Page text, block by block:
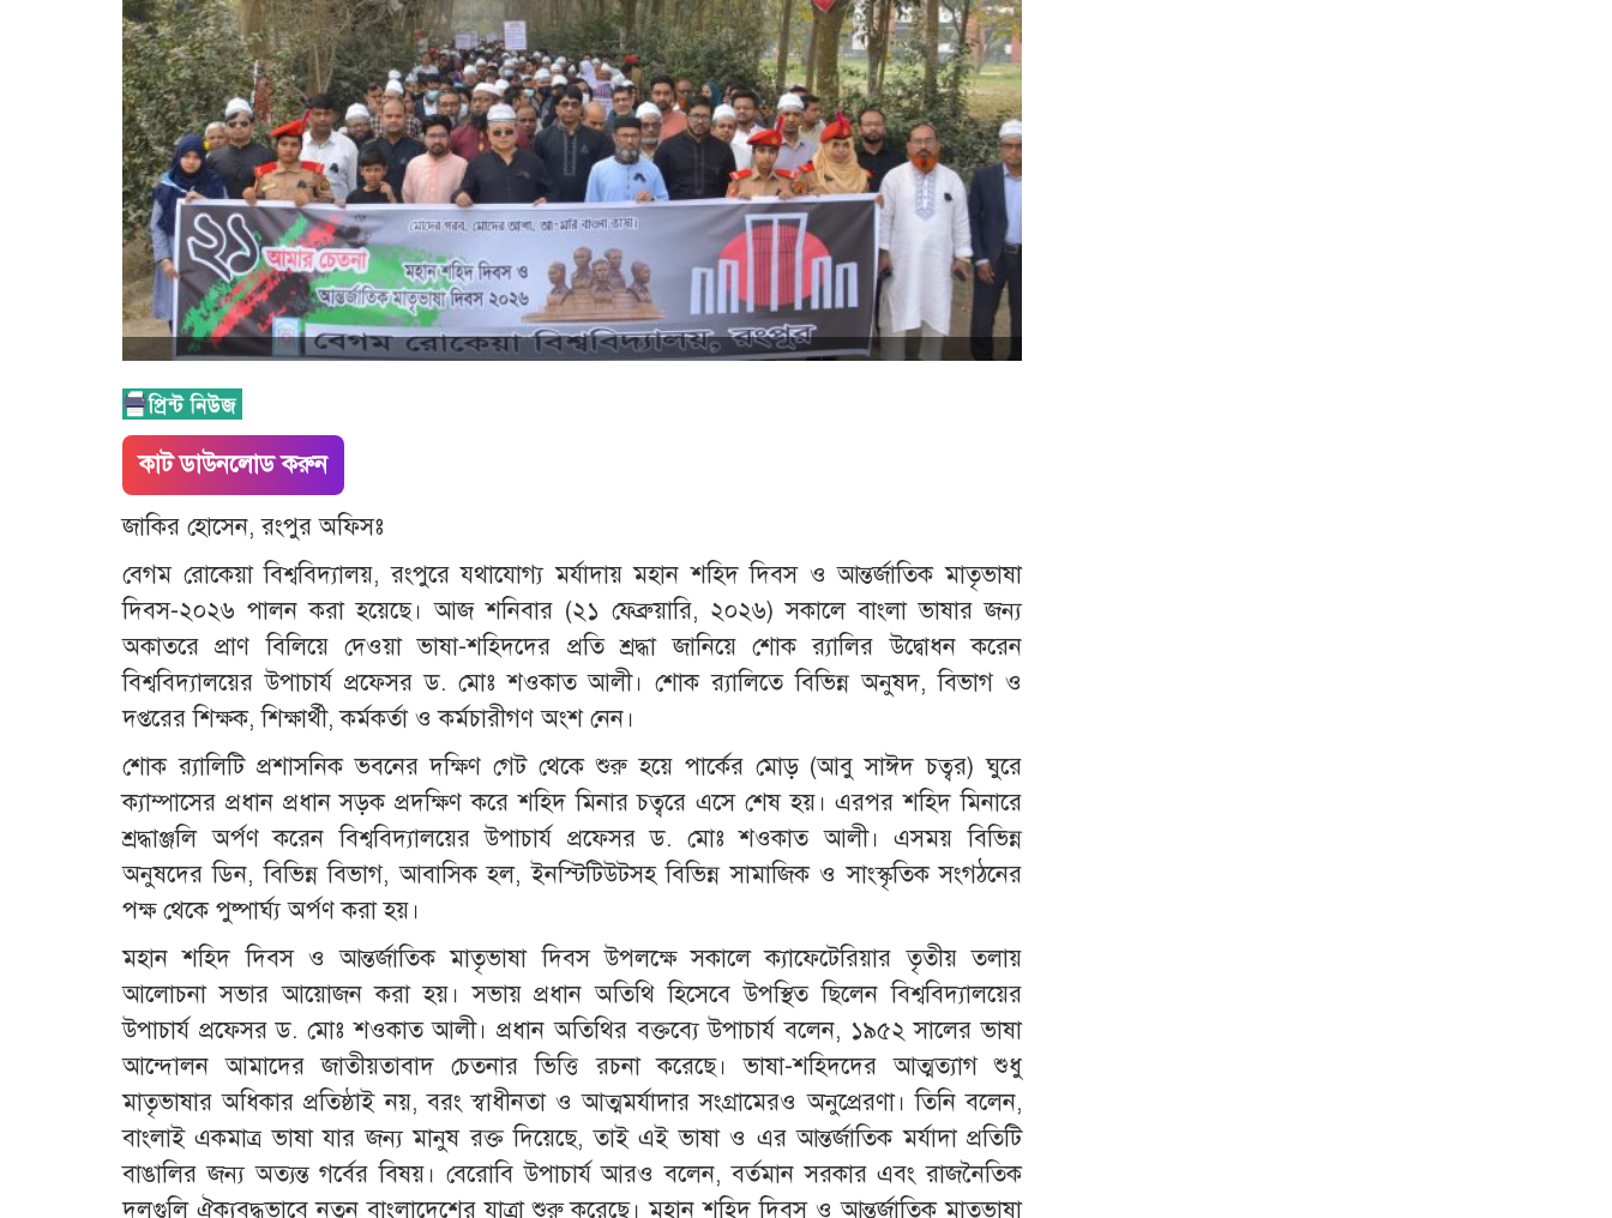
কাট ডাউনলোড করুন
জাকির হোসেন, রংপুর অফিসঃ
বেগম রোকেয়া বিশ্ববিদ্যালয়, রংপুরে যথাযোগ্য মর্যাদায় মহান শহিদ দিবস ও আন্তর্জাতিক মাতৃভাষা
দিবস-২০২৬ পালন করা হয়েছে। আজ শনিবার (২১ ফেব্রুয়ারি, ২০২৬) সকালে বাংলা ভাষার জন্য
অকাতরে প্রাণ বিলিয়ে দেওয়া ভাষা-শহিদদের প্রতি শ্রদ্ধা জানিয়ে শোক র‌্যালির উদ্বোধন করেন
বিশ্ববিদ্যালয়ের উপাচার্য প্রফেসর ড. মোঃ শওকাত আলী। শোক র‌্যালিতে বিভিন্ন অনুষদ, বিভাগ ও
দপ্তরের শিক্ষক, শিক্ষার্থী, কর্মকর্তা ও কর্মচারীগণ অংশ নেন।
শোক র‌্যালিটি প্রশাসনিক ভবনের দক্ষিণ গেট থেকে শুরু হয়ে পার্কের মোড় (আবু সাঈদ চত্বর) ঘুরে
ক্যাম্পাসের প্রধান প্রধান সড়ক প্রদক্ষিণ করে শহিদ মিনার চত্বরে এসে শেষ হয়। এরপর শহিদ মিনারে
শ্রদ্ধাঞ্জলি অর্পণ করেন বিশ্ববিদ্যালয়ের উপাচার্য প্রফেসর ড. মোঃ শওকাত আলী। এসময় বিভিন্ন
অনুষদের ডিন, বিভিন্ন বিভাগ, আবাসিক হল, ইনস্টিটিউটসহ বিভিন্ন সামাজিক ও সাংস্কৃতিক সংগঠনের
পক্ষ থেকে পুষ্পার্ঘ্য অর্পণ করা হয়।
মহান শহিদ দিবস ও আন্তর্জাতিক মাতৃভাষা দিবস উপলক্ষে সকালে ক্যাফেটেরিয়ার তৃতীয় তলায়
আলোচনা সভার আয়োজন করা হয়। সভায় প্রধান অতিথি হিসেবে উপস্থিত ছিলেন বিশ্ববিদ্যালয়ের
উপাচার্য প্রফেসর ড. মোঃ শওকাত আলী। প্রধান অতিথির বক্তব্যে উপাচার্য বলেন, ১৯৫২ সালের ভাষা
আন্দোলন আমাদের জাতীয়তাবাদ চেতনার ভিত্তি রচনা করেছে। ভাষা-শহিদদের আত্মত্যাগ শুধু
মাতৃভাষার অধিকার প্রতিষ্ঠাই নয়, বরং স্বাধীনতা ও আত্মমর্যাদার সংগ্রামেরও অনুপ্রেরণা। তিনি বলেন,
বাংলাই একমাত্র ভাষা যার জন্য মানুষ রক্ত দিয়েছে, তাই এই ভাষা ও এর আন্তর্জাতিক মর্যাদা প্রতিটি
বাঙালির জন্য অত্যন্ত গর্বের বিষয়। বেরোবি উপাচার্য আরও বলেন, বর্তমান সরকার এবং রাজনৈতিক
দলগুলি ঐক্যবদ্ধভাবে নতুন বাংলাদেশের যাত্রা শুরু করেছে। মহান শহিদ দিবস ও আন্তর্জাতিক মাতৃভাষা